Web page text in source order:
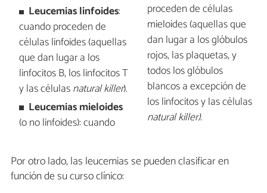
Leucemias linfoides:
cuando proceden de
células linfoides (aquellas
que dan lugar a los
linfocitos B, los linfocitos T
y las célulasnatural killer).
Leucemias mieloides
(o no linfoides): cuando
proceden de células
mieloides (aquellas que
dan lugar a los glóbulos
rojos, las plaquetas, y
todos los glóbulos
blancos a excepción de
los linfocitos y las células
natural killer).
Por otro lado, las leucemias se pueden clasificar en
función de su curso clínico: